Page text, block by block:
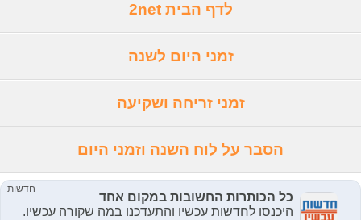
לדף הבית 2net
זמני היום לשנה
זמני זריחה ושקיעה
הסבר על לוח השנה וזמני היום